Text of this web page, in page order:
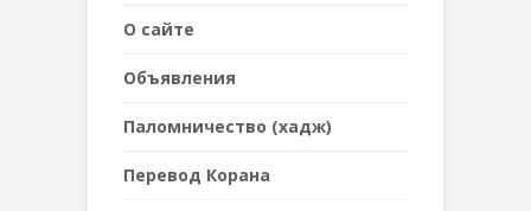
О сайте
Объявления
Паломничество (хадж)
Перевод Корана